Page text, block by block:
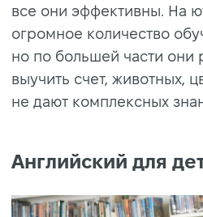
все они эффективны. На
огромное количество
но по большей части они
выучить счет, животных,
не дают комплексных
Английский для